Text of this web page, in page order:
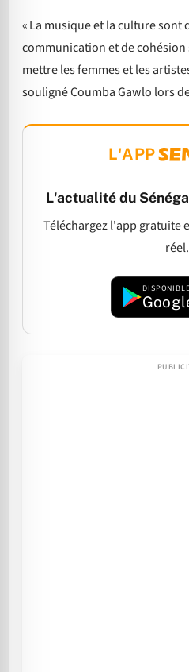
« La musique et la culture sont
communication et de
mettre les femmes et les
souligné Coumba Gawlo lors
L'APP
L'actualité du
Téléchargez l'app gratuite
réel.